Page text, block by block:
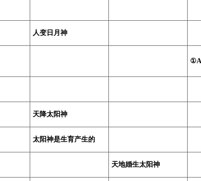
人变日月神
天降太阳神
太阳神是生育产生的
天地婚生太阳神